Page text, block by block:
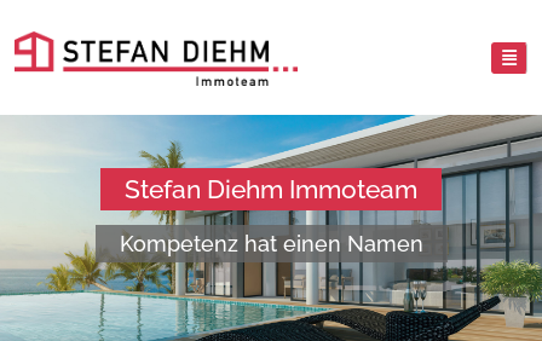
Stefan Diehm Immoteam
Kompetenz hat einen Namen